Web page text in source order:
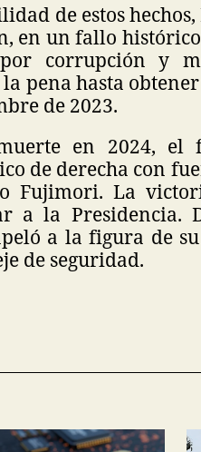
de estos
en un fallo
corrupción y
pena hasta
de 2023.
en 2024, el
de derecha con
Fujimori. La
a la Presidencia.
a la figura de
de seguridad.